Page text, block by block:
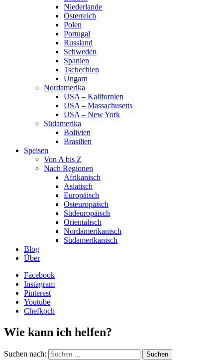
Niederlande
Österreich
Polen
Portugal
Russland
Schweden
Spanien
Tschechien
Ungarn
Nordamerika
USA – Kalifornien
USA – Massachusetts
USA – New York
Südamerika
Bolivien
Brasilien
Speisen
Von A bis Z
Nach Regionen
Afrikanisch
Asiatisch
Europäisch
Osteuropäisch
Südeuropäisch
Orientalisch
Nordamerikanisch
Südamerikanisch
Blog
Über
Facebook
Instagram
Pinterest
Youtube
Chefkoch
Wie kann ich helfen?
Suchen nach: